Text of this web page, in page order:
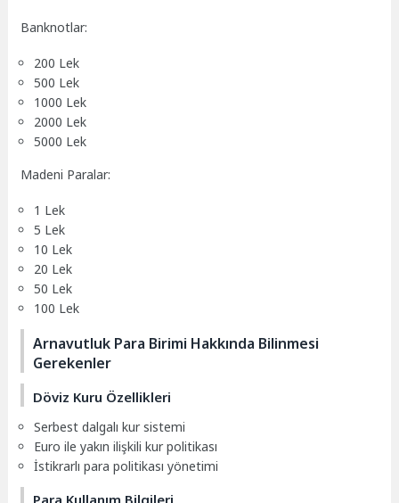
Banknotlar:
200 Lek
500 Lek
1000 Lek
2000 Lek
5000 Lek
Madeni Paralar:
1 Lek
5 Lek
10 Lek
20 Lek
50 Lek
100 Lek
Arnavutluk Para Birimi Hakkında Bilinmesi
Gerekenler
Döviz Kuru Özellikleri
Serbest dalgalı kur sistemi
Euro ile yakın ilişkili kur politikası
İstikrarlı para politikası yönetimi